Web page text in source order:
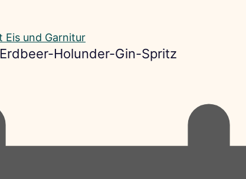
Erdbeer-Holunder-Gin-Spritz